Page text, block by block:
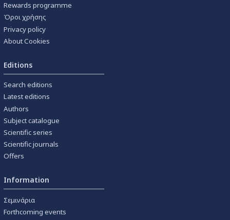
Rewards programme
Όροι χρήσης
Privacy policy
About Cookies
Editions
Search editions
Latest editions
Authors
Subject catalogue
Scientific series
Scientific journals
Offers
Information
Σεμινάρια
Forthcoming events